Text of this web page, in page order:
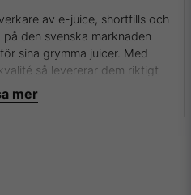
av e-juice, shortfills och
den svenska marknaden
sina grymma juicer. Med
så levererar dem riktigt
deras aromer samt
mer